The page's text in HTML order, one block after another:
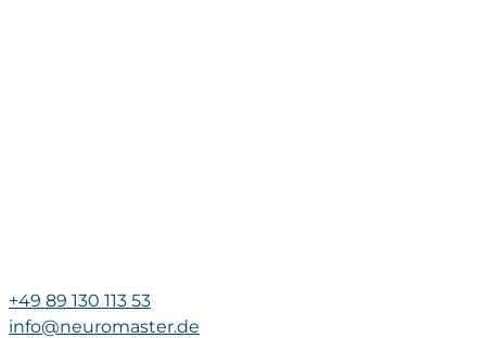
+49 89 130 113 53
info@neuromaster.de